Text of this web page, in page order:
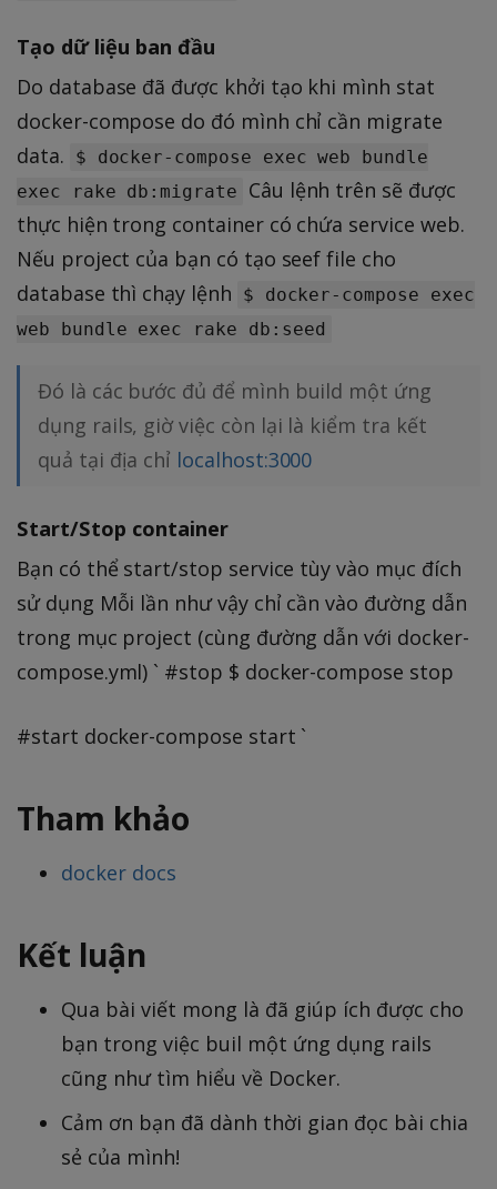
Tạo dữ liệu ban đầu
Do database đã được khởi tạo khi mình stat
docker-compose do đó mình chỉ cần migrate
data.
$ docker-compose exec web bundle
exec rake db:migrate
Câu lệnh trên sẽ được
thực hiện trong container có chứa service web.
Nếu project của bạn có tạo seef file cho
database thì chạy lệnh
$ docker-compose exec
web bundle exec rake db:seed
Đó là các bước đủ để mình build một ứng
dụng rails, giờ việc còn lại là kiểm tra kết
quả tại địa chỉ localhost:3000
Start/Stop container
Bạn có thể start/stop service tùy vào mục đích
sử dụng Mỗi lần như vậy chỉ cần vào đường dẫn
trong mục project (cùng đường dẫn với docker-
compose.yml) ` #stop $ docker-compose stop
#start docker-compose start `
Tham khảo
docker docs
Kết luận
Qua bài viết mong là đã giúp ích được cho
bạn trong việc buil một ứng dụng rails
cũng như tìm hiểu về Docker.
Cảm ơn bạn đã dành thời gian đọc bài chia
sẻ của mình!